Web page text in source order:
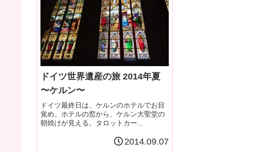
ドイツ世界遺産の旅 2014年夏
〜ケルン〜
ドイツ最終日は、ケルンのホテルでお目
覚め。ホテルの窓から、ケルン大聖堂の
朝焼けが見える。タロットカー...
2014.09.07